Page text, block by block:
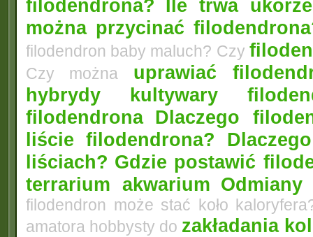
filodendrona? Ile trwa
można przycinać
filodendron baby maluch? Czy
Czy można uprawiać
hybrydy kultywary
filodendrona Dlaczego
liście filodendrona?
liściach? Gdzie postawić
terrarium akwarium
filodendron może stać koło
amatora hobbysty do zakładania